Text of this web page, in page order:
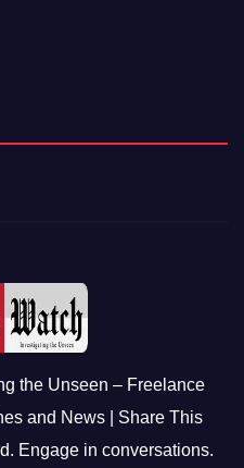
the Unseen – Freelance
and News | Share This
Engage in conversations.